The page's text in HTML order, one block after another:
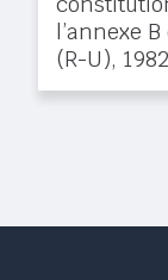
l’annexe
(R-U),